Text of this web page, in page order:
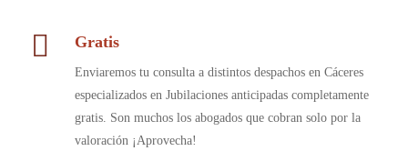
Gratis
Enviaremos tu consulta a distintos despachos en Cáceres
especializados en Jubilaciones anticipadas completamente
gratis. Son muchos los abogados que cobran solo por la
valoración ¡Aprovecha!